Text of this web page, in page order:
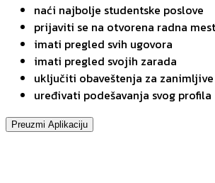
naći najbolje studentske poslove
prijaviti se na otvorena radna
imati pregled svih ugovora
imati pregled svojih zarada
uključiti obaveštenja za
uređivati podešavanja svog profila
Preuzmi Aplikaciju